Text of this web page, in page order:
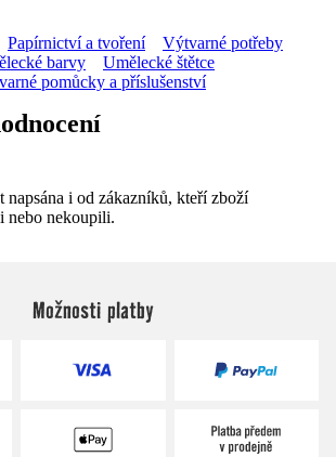
Papírnictví a tvoření
Výtvarné potřeby
barvy
Umělecké štětce
pomůcky a příslušenství
i od zákazníků, kteří zboží
nebo nekoupili.
Možnosti platby